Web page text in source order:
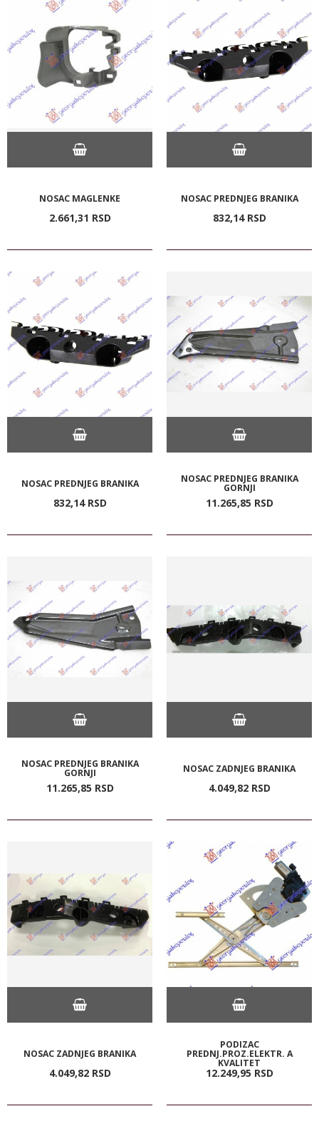
NOSAC MAGLENKE
2.661,31 RSD
NOSAC PREDNJEG BRANIKA
832,14 RSD
NOSAC PREDNJEG BRANIKA
832,14 RSD
NOSAC PREDNJEG BRANIKA
GORNJI
11.265,85 RSD
NOSAC PREDNJEG BRANIKA
GORNJI
11.265,85 RSD
NOSAC ZADNJEG BRANIKA
4.049,82 RSD
NOSAC ZADNJEG BRANIKA
4.049,82 RSD
PODIZAC
PREDNJ.PROZ.ELEKTR. A
KVALITET
12.249,95 RSD